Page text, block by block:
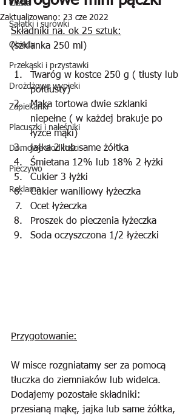
Ciasta
Sałatki i surówki
Obiady
Przekąski i przystawki
Drożdżowe wypieki
Zapiekanki
Placuszki i naleśniki
Domowe słodkości
Pieczywo
Reklama
Zaktualizowano: 23 cze 2022
Składniki na. ok 25 sztuk:
(szklanka 250 ml)
Twaróg w kostce 250 g ( tłusty lub
półtłusty)
Mąka tortowa dwie szklanki
niepełne ( w każdej brakuje po
łyżce mąki)
jajka 2 lub same żółtka
Śmietana 12% lub 18% 2 łyżki
Cukier 3 łyżki
Cukier waniliowy łyżeczka
Ocet łyżeczka
Proszek do pieczenia łyżeczka
Soda oczyszczona 1/2 łyżeczki
Przygotowanie:
W misce rozgniatamy ser za pomocą
tłuczka do ziemniaków lub widelca.
Dodajemy pozostałe składniki:
przesianą mąkę, jajka lub same żółtka,